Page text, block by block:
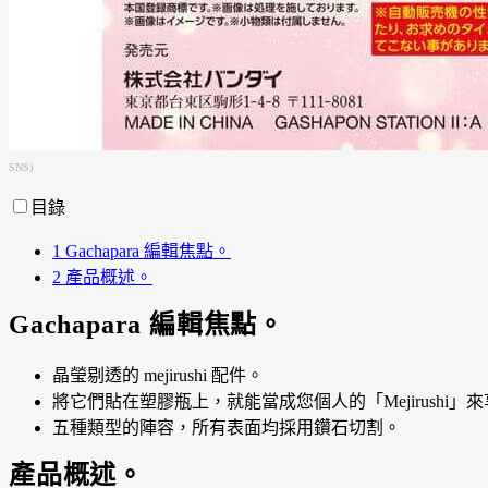
SNS)
目錄
1 Gachapara 編輯焦點。
2 產品概述。
Gachapara 編輯焦點。
晶瑩剔透的 mejirushi 配件。
將它們貼在塑膠瓶上，就能當成您個人的「Mejirushi」
五種類型的陣容，所有表面均採用鑽石切割。
產品概述。